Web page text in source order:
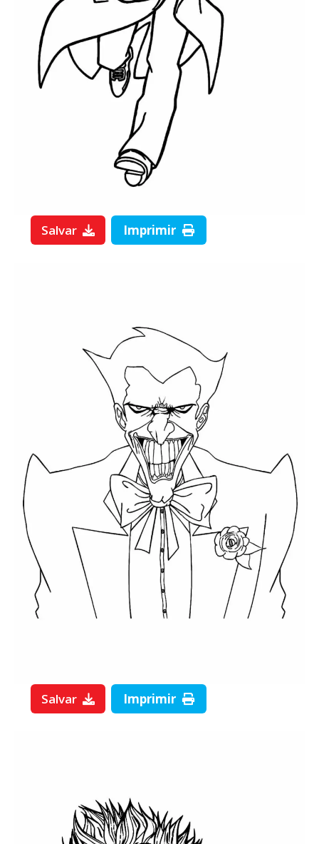
Salvar Imprimir
Salvar Imprimir